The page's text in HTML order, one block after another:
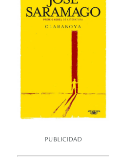
PUBLICIDAD